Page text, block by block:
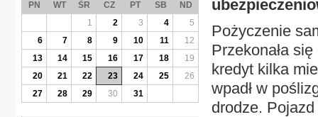
Pożyczenie
Przekonała
kredyt kilka
wpadł w
drodze.
PN WT ŚR CZ PT SB
ND
1
2 3 4
5
6
7 8 9 10 11
12
13
14 15 16 17 18
19
20
21 22 23 24 25
26
27
28 29 30 31